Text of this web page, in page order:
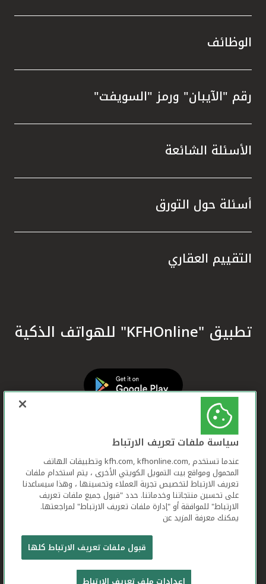
الوظائف
رقم "الآيبان" ورمز "السويفت"
الأسئلة الشائعة
أسئلة حول التورق
التقييم العقاري
تطبيق "KFHOnline" للهواتف الذكية
بيت التمويل الكويتي جميع الحقوق محفوظة © 2026
شروط وأحكام استخدام الموقع الإلكتروني
سياسة ملفات تعريف الارتباط
عندما تستخدم ,kfh.com, kfhonline.com وتطبيقات الهاتف
المحمول ومواقع بيت التمويل الكويتي الأخرى ، يتم استخدام ملفات
تعريف الارتباط لتخصيص تجربة العملاء وتحسينها ، وهذا سيساعدنا
على تحسين منتجاتنا وخدماتنا. حدد "قبول جميع ملفات تعريف
الارتباط" للموافقة أو "إدارة ملفات تعريف الارتباط" لمراجعتها.
يمكنك معرفة المزيد عن
قبول ملفات تعريف الارتباط كلها